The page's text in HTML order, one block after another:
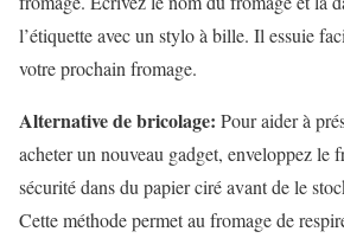
l’étiquette avec un stylo à bille. Il essuie
votre prochain fromage.
Alternative de bricolage: Pour aider à
acheter un nouveau gadget, enveloppez le
sécurité dans du papier ciré avant de le
Cette méthode permet au fromage de